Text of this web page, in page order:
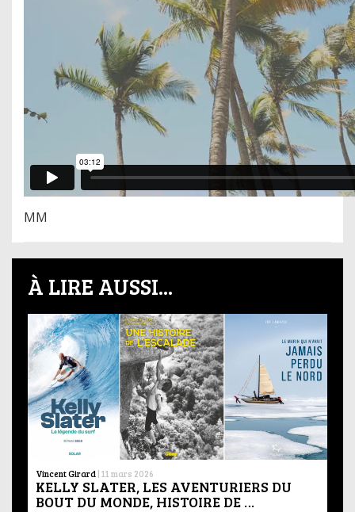
MM
À LIRE AUSSI...
Vincent Girard | 11 mars 2026
KELLY SLATER, LES AVENTURIERS DU
BOUT DU MONDE, HISTOIRE DE …